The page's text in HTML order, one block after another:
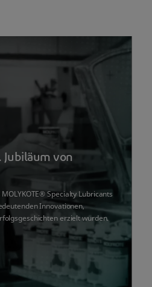
Jubiläum von
Specialty Lubricants
Innovationen,
erzielt wurden.